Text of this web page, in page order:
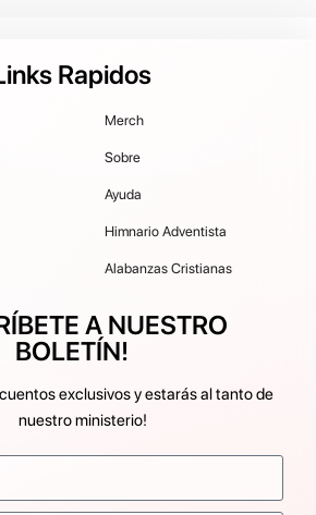
Rapidos
Merch
Sobre
Ayuda
Himnario Adventista
Alabanzas Cristianas
A NUESTRO
BOLETÍN!
exclusivos y estarás al tanto de
nuestro ministerio!